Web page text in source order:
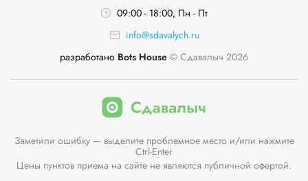
09:00 - 18:00, Пн - Пт
info@sdavalych.ru
разработано Bots House © Сдавалыч 2026
Заметили ошибку — выделите проблемное место и/или нажмите
Ctrl-Enter
Цены пунктов приема на сайте не являются публичной офертой.